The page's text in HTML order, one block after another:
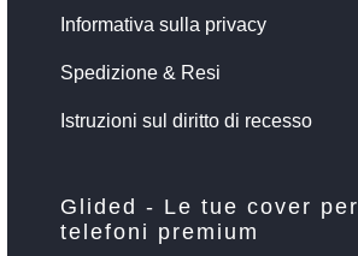
Informativa sulla privacy
Spedizione & Resi
Istruzioni sul diritto di recesso
Glided - Le tue cover per
telefoni premium